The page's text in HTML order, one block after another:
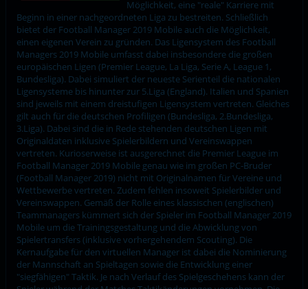
Möglichkeit, eine "reale" Karriere mit
Beginn in einer nachgeordneten Liga zu bestreiten. Schließlich
bietet der Football Manager 2019 Mobile auch die Möglichkeit,
einen eigenen Verein zu gründen. Das Ligensystem des Football
Managers 2019 Mobile umfasst dabei insbesondere die großen
europäischen Ligen (Premier League, La Liga, Serie A, League 1,
Bundesliga). Dabei simuliert der neueste Serienteil die nationalen
Ligensysteme bis hinunter zur 5.Liga (England). Italien und Spanien
sind jeweils mit einem dreistufigen Ligensystem vertreten. Gleiches
gilt auch für die deutschen Profiligen (Bundesliga, 2.Bundesliga,
3.Liga). Dabei sind die in Rede stehenden deutschen Ligen mit
Originaldaten inklusive Spielerbildern und Vereinswappen
vertreten. Kurioserweise ist ausgerechnet die Premier League im
Football Manager 2019 Mobile genau wie im großen PC-Bruder
(Football Manager 2019) nicht mit Originalnamen für Vereine und
Wettbewerbe vertreten. Zudem fehlen insoweit Spielerbilder und
Vereinswappen. Gemäß der Rolle eines klassischen (englischen)
Teammanagers kümmert sich der Spieler im Football Manager 2019
Mobile um die Trainingsgestaltung und die Abwicklung von
Spielertransfers (inklusive vorhergehendem Scouting). Die
Kernaufgabe für den virtuellen Manager ist dabei die Nominierung
der Mannschaft an Spieltagen sowie die Entwicklung einer
"siegfähigen" Taktik. Je nach Verlauf des Spielgeschehens kann der